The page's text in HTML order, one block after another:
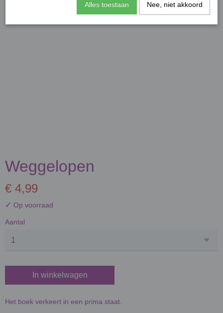
Weggelopen
€ 4,99
✓ Op voorraad
Aantal
In winkelwagen
Het boek verkeert in een prima staat.
Alles toestaan Nee, niet akkoord